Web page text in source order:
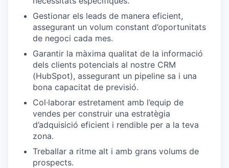
Gestionar els leads de manera eficient,
assegurant un volum constant d’oportunitats
de negoci cada mes.
Garantir la màxima qualitat de la informació
dels clients potencials al nostre CRM
(HubSpot), assegurant un pipeline sa i una
bona capacitat de previsió.
Col·laborar estretament amb l’equip de
vendes per construir una estratègia
d’adquisició eficient i rendible per a la teva
zona.
Treballar a ritme alt i amb grans volums de
prospects.